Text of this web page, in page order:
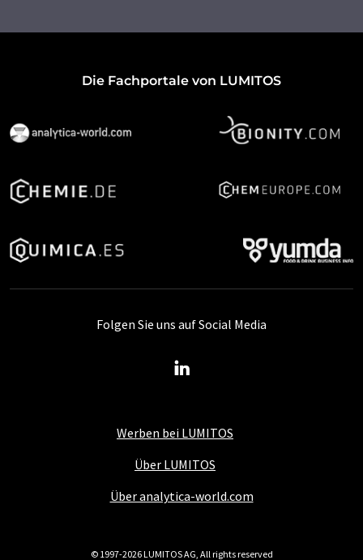
Die Fachportale von LUMITOS
Werben bei LUMITOS
Über LUMITOS
Über analytica-world.com
Folgen Sie uns auf Social Media
© 1997-2026 LUMITOS AG, All rights reserved